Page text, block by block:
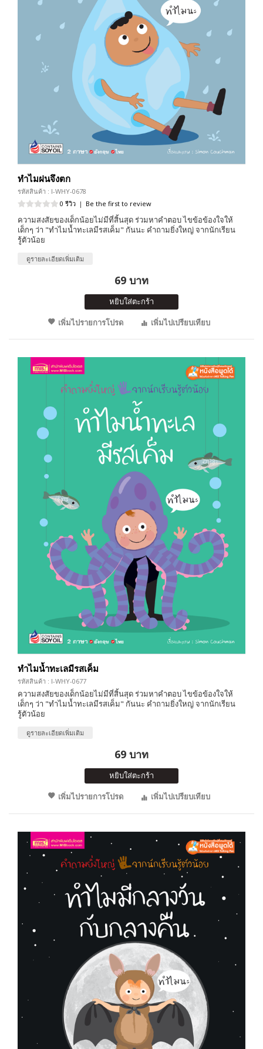
ทำไมฝนจึงตก
รหัสสินค้า : I-WHY-0678
0 รีวิว | Be the first to review
ความสงสัยของเด็กน้อยไม่มีที่สิ้นสุด ร่วมหาคำตอบ ไขข้อข้องใจให้
เด็กๆ ว่า "ทำไมน้ำทะเลมีรสเค็ม" กันนะ คำถามยิ่งใหญ่ จากนักเรียน
รู้ตัวน้อย
ดูรายละเอียดเพิ่มเติม
69 บาท
หยิบใส่ตะกร้า
เพิ่มไปรายการโปรด
เพิ่มไปเปรียบเทียบ
ทำไมน้ำทะเลมีรสเค็ม
รหัสสินค้า : I-WHY-0677
ความสงสัยของเด็กน้อยไม่มีที่สิ้นสุด ร่วมหาคำตอบ ไขข้อข้องใจให้
เด็กๆ ว่า "ทำไมน้ำทะเลมีรสเค็ม" กันนะ คำถามยิ่งใหญ่ จากนักเรียน
รู้ตัวน้อย
ดูรายละเอียดเพิ่มเติม
69 บาท
หยิบใส่ตะกร้า
เพิ่มไปรายการโปรด
เพิ่มไปเปรียบเทียบ